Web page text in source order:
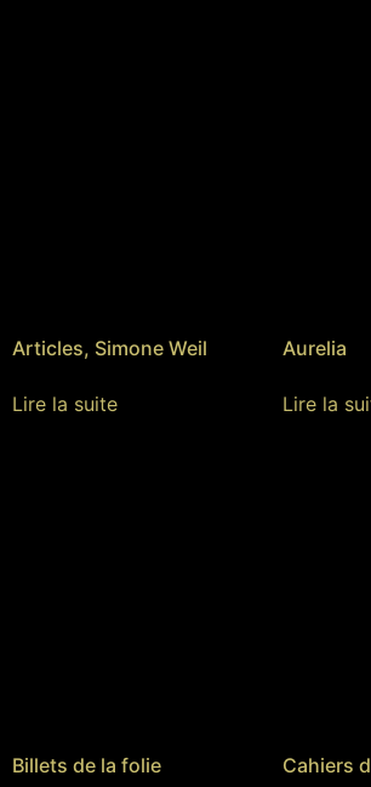
Articles, Simone Weil
Lire la suite
Aurelia
Lire la
Billets de la folie Cahiers